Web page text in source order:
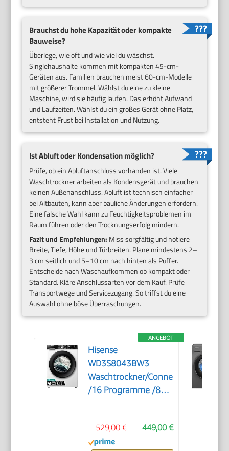
Brauchst du hohe Kapazität oder kompakte
Bauweise?
Überlege, wie oft und wie viel du wäschst.
Singlehaushalte kommen mit kompakten 45-cm-
Geräten aus. Familien brauchen meist 60-cm-Modelle
mit größerer Trommel. Wählst du eine zu kleine
Maschine, wird sie häufig laufen. Das erhöht Aufwand
und Laufzeiten. Wählst du ein großes Gerät ohne Platz,
entsteht Frust bei Installation und Nutzung.
Ist Abluft oder Kondensation möglich?
Prüfe, ob ein Abluftanschluss vorhanden ist. Viele
Waschtrockner arbeiten als Kondensgerät und brauchen
keinen Außenanschluss. Abluft ist technisch einfacher
bei Altbauten, kann aber bauliche Änderungen erfordern.
Eine falsche Wahl kann zu Feuchtigkeitsproblemen im
Raum führen oder den Trocknungserfolg mindern.
Fazit und Empfehlungen: Miss sorgfältig und notiere
Breite, Tiefe, Höhe und Türbreiten. Plane mindestens 2–
3 cm seitlich und 5–10 cm nach hinten als Puffer.
Entscheide nach Waschaufkommen ob kompakt oder
Standard. Kläre Anschlussarten vor dem Kauf. Prüfe
Transportwege und Servicezugang. So triffst du eine
Auswahl ohne böse Überraschungen.
ANGEBOT
Hisense
WD3S8043BW3
Waschtrockner/ConnectLife
/16 Programme /8
Allergie
Program/Auto
449,00 €
529,00 €